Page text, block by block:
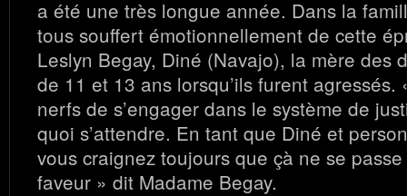
a été une très longue année. Dans la
tous souffert émotionnellement de cette
Leslyn Begay, Diné (Navajo), la mère des
de 11 et 13 ans lorsqu’ils furent agressés.
nerfs de s’engager dans le système de
quoi s’attendre. En tant que Diné et
vous craignez toujours que çà ne se
faveur » dit Madame Begay.